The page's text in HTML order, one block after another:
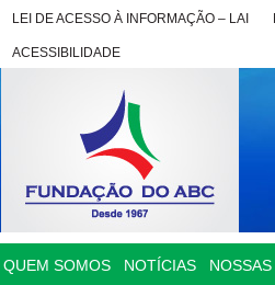
LEI DE ACESSO À INFORMAÇÃO – LAI
ACESSIBILIDADE
QUEM SOMOS NOTÍCIAS